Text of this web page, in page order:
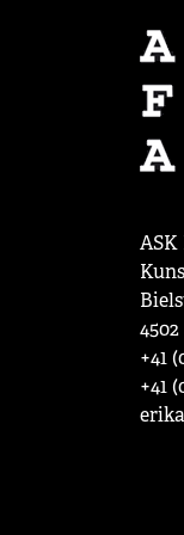
ASK
+41
+41